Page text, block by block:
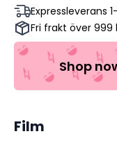
Expressleverans
Fri frakt över 999
Shop
Film